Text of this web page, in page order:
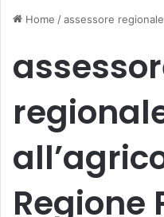
Home /assessore
Regione